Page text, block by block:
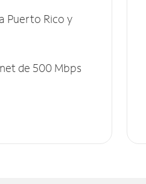
Puerto Rico y
de 500 Mbps